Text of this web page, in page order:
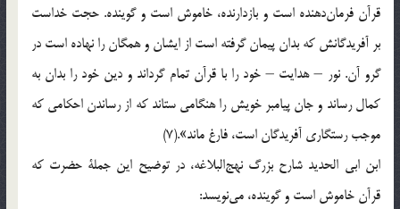
قرآن‌ فرمان‌دهنده‌ است‌ و بازدارنده‌، خاموش‌ است‌ و گوينده‌. حجت‌ خداست‌
بر آفريدگانش‌ كه‌ بدان‌ پيمان‌ گرفته‌ است‌ از ايشان‌ و همگان‌ را نهاده‌ است‌ در
گرو آن‌. نور – هدايت‌ – خود را با قرآن‌ تمام‌ گرداند و دين‌ خود را بدان‌ به‌
كمال‌ رساند و جان‌ پيامبر خويش‌ را هنگامي‌ ستاند كه‌ از رساندن‌ احكامي‌ كه‌
موجب‌ رستگاري‌ آفريدگان‌ است‌، فارغ‌ ماند».(7)
ابن‌ ابي‌ الحديد شارح‌ بزرگ‌ نهج‌البلاغه‌، در توضيح‌ اين‌ جملة‌ حضرت‌ كه‌
قرآن‌ خاموش‌ است‌ و گوينده‌، مي‌نويسد: